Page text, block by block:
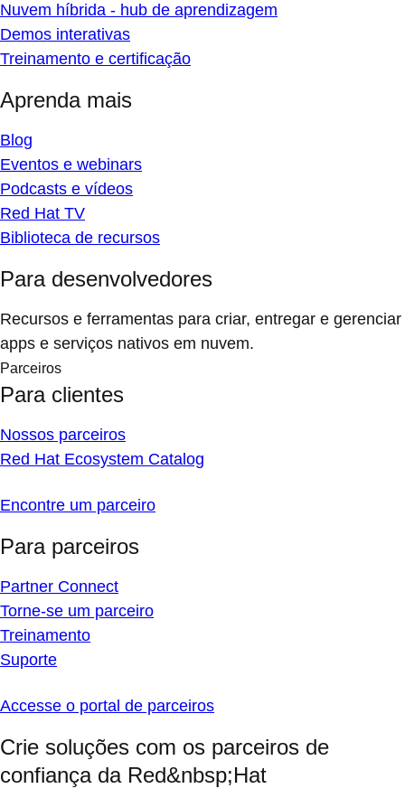
Nuvem híbrida - hub de aprendizagem
Demos interativas
Treinamento e certificação
Aprenda mais
Blog
Eventos e webinars
Podcasts e vídeos
Red Hat TV
Biblioteca de recursos
Para desenvolvedores
Recursos e ferramentas para criar, entregar e gerenciar
apps e serviços nativos em nuvem.
Parceiros
Para clientes
Nossos parceiros
Red Hat Ecosystem Catalog
Encontre um parceiro
Para parceiros
Partner Connect
Torne-se um parceiro
Treinamento
Suporte
Accesse o portal de parceiros
Crie soluções com os parceiros de
confiança da Red&nbsp;Hat